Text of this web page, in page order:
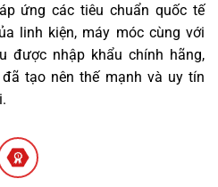
ứng các tiêu chuẩn quốc tế
linh kiện, máy móc cùng với
được nhập khẩu chính hãng,
tạo nên thế mạnh và uy tín